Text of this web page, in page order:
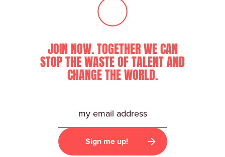
JOIN NOW. TOGETHER WE CAN
STOP THE WASTE OF TALENT AND
CHANGE THE WORLD.